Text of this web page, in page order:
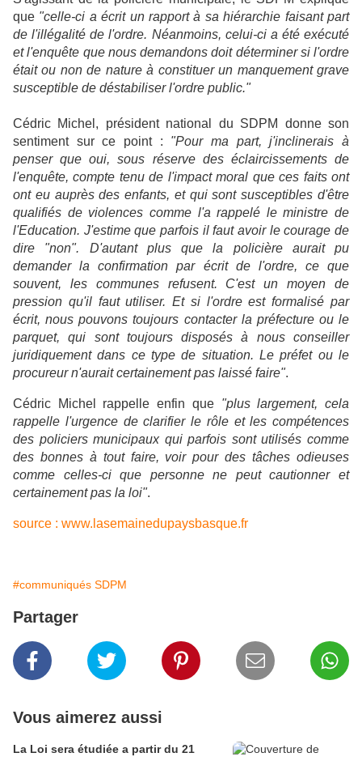
que "celle-ci a écrit un rapport à sa hiérarchie faisant part
de l'illégalité de l'ordre. Néanmoins, celui-ci a été exécuté
et l'enquête que nous demandons doit déterminer si l'ordre
était ou non de nature à constituer un manquement grave
susceptible de déstabiliser l'ordre public."
Cédric Michel, président national du SDPM donne son
sentiment sur ce point : "Pour ma part, j'inclinerais à
penser que oui, sous réserve des éclaircissements de
l'enquête, compte tenu de l'impact moral que ces faits ont
ont eu auprès des enfants, et qui sont susceptibles d'être
qualifiés de violences comme l'a rappelé le ministre de
l'Education. J'estime que parfois il faut avoir le courage de
dire "non". D'autant plus que la policière aurait pu
demander la confirmation par écrit de l'ordre, ce que
souvent, les communes refusent. C'est un moyen de
pression qu'il faut utiliser. Et si l'ordre est formalisé par
écrit, nous pouvons toujours contacter la préfecture ou le
parquet, qui sont toujours disposés à nous conseiller
juridiquement dans ce type de situation. Le préfet ou le
procureur n'aurait certainement pas laissé faire".
Cédric Michel rappelle enfin que "plus largement, cela
rappelle l'urgence de clarifier le rôle et les compétences
des policiers municipaux qui parfois sont utilisés comme
des bonnes à tout faire, voir pour des tâches odieuses
comme celles-ci que personne ne peut cautionner et
certainement pas la loi".
source : www.lasemainedupaysbasque.fr
#communiqués SDPM
Partager
Vous aimerez aussi
La Loi sera étudiée a partir du 21